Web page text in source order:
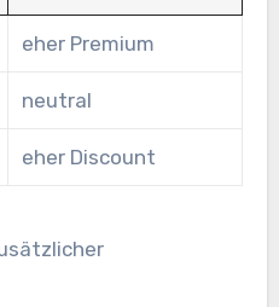
eher Premium
neutral
eher Discount